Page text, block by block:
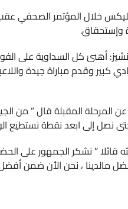
خلال المؤتمر الصحفي عقب
وإستحقاق.
أهنئ كل السداوية على
كبير وقدم مباراة جيدة
المرحلة المقبلة قال ” من
نصل إلى ابعد نقطة نستطيع
قائلا ” نشكر الجمهور على
، نحن الأن ضمن أفضل 8 فرق في آسيا وسنسعى لتقديم أفضل